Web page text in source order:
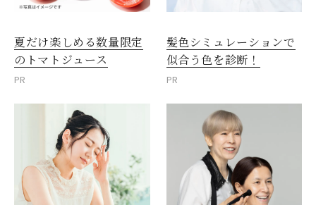
夏だけ楽しめる数量限定
のトマトジュース
PR
髪色シミュレーションで
似合う色を診断！
PR